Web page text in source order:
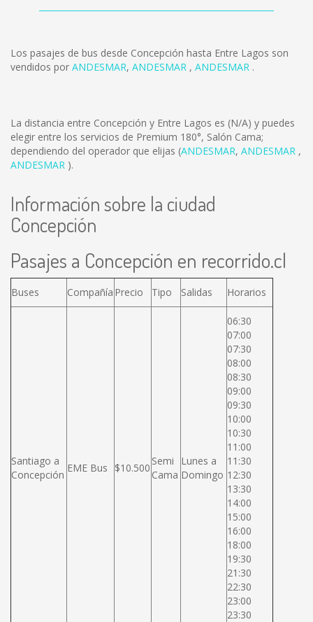
Los pasajes de bus desde Concepción hasta Entre Lagos son
vendidos por ANDESMAR, ANDESMAR , ANDESMAR .
La distancia entre Concepción y Entre Lagos es (N/A) y puedes
elegir entre los servicios de Premium 180°, Salón Cama;
dependiendo del operador que elijas (ANDESMAR, ANDESMAR ,
ANDESMAR ).
Información sobre la ciudad
Concepción
Pasajes a Concepción en recorrido.cl
Buses Compañía Precio Tipo Salidas Horarios
Santiago a
Concepción
EME Bus $10.500
Semi
Cama
Lunes a
Domingo
06:30
07:00
07:30
08:00
08:30
09:00
09:30
10:00
10:30
11:00
11:30
12:30
13:30
14:00
15:00
16:00
18:00
19:30
21:30
22:30
23:00
23:30